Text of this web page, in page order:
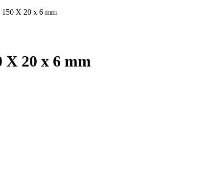
150 X 20 x 6 mm
X 20 x 6 mm